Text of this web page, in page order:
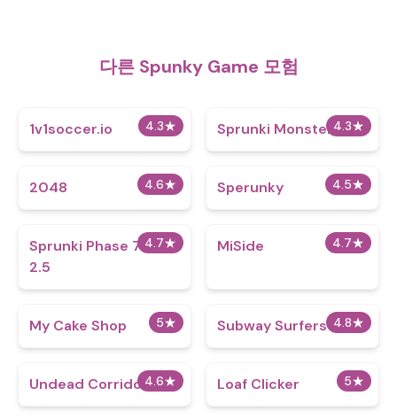
다른 Spunky Game 모험
4.3★
1v1soccer.io 4.3★
Sprunki Monsters
4.6★
2048 4.5★
Sperunky
4.7★
Sprunki Phase 777
2.5
4.7★
MiSide
5★
My Cake Shop 4.8★
Subway Surfers
4.6★
Undead Corridor 5★
Loaf Clicker